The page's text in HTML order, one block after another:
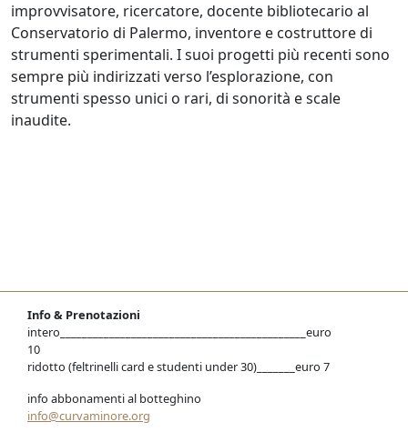
improvvisatore, ricercatore, docente bibliotecario al
Conservatorio di Palermo, inventore e costruttore di
strumenti sperimentali. I suoi progetti più recenti sono
sempre più indirizzati verso l’esplorazione, con
strumenti spesso unici o rari, di sonorità e scale
inaudite.
Info & Prenotazioni
intero_____________________________________________euro
10
ridotto (feltrinelli card e studenti under 30)_______euro 7
info abbonamenti al botteghino
info@curvaminore.org